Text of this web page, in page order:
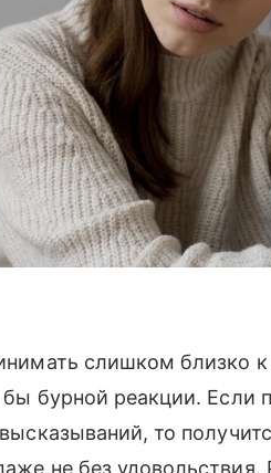
слишком близко
бурной реакции. Если
то
не без